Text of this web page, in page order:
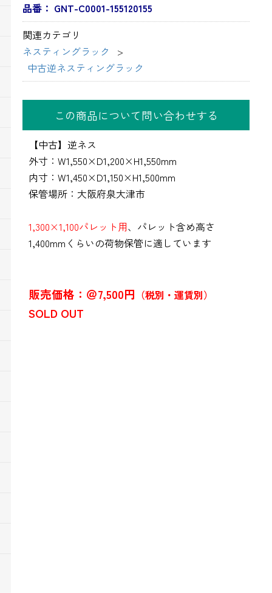
品番： GNT-C0001-155120155
関連カテゴリ
ネスティングラック
中古逆ネスティングラック
この商品について問い合わせする
【中古】逆ネス
外寸：W1,550×D1,200×H1,550mm
内寸：W1,450×D1,150×H1,500mm
保管場所：大阪府泉大津市
1,300×1,100パレット用、パレット含め高さ
1,400mmくらいの荷物保管に適しています
販売価格：＠7,500円 （税別・運賃別）
SOLD OUT